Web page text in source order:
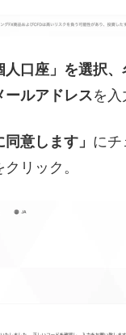
人口座」を選択
ールアドレスを入
同意します」 にチ
クリック。